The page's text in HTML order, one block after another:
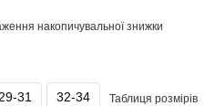
накопичувальної знижки
29-31 32-34 Таблиця розмірів